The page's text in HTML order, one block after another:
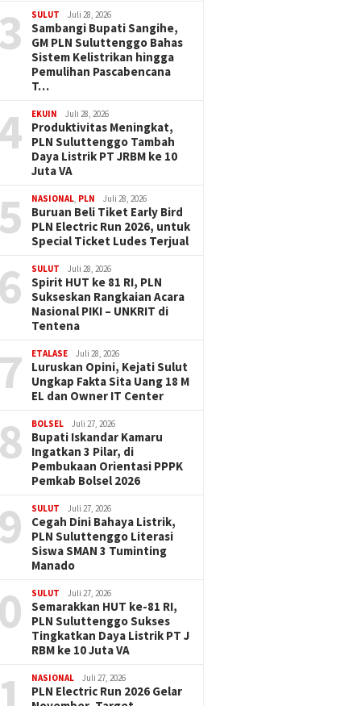
SULUT Juli 28, 2026
Sambangi Bupati Sangihe,
GM PLN Suluttenggo Bahas
Sistem Kelistrikan hingga
Pemulihan Pascabencana
T…
EKUIN Juli 28, 2026
Produktivitas Meningkat,
PLN Suluttenggo Tambah
Daya Listrik PT JRBM ke 10
Juta VA
NASIONAL PLN Juli 28, 2026
Buruan Beli Tiket Early Bird
PLN Electric Run 2026, untuk
Special Ticket Ludes Terjual
SULUT Juli 28, 2026
Spirit HUT ke 81 RI, PLN
Sukseskan Rangkaian Acara
Nasional PIKI – UNKRIT di
Tentena
ETALASE Juli 28, 2026
Luruskan Opini, Kejati Sulut
Ungkap Fakta Sita Uang 18 M
EL dan Owner IT Center
BOLSEL Juli 27, 2026
Bupati Iskandar Kamaru
Ingatkan 3 Pilar, di
Pembukaan Orientasi PPPK
Pemkab Bolsel 2026
SULUT Juli 27, 2026
Cegah Dini Bahaya Listrik,
PLN Suluttenggo Literasi
Siswa SMAN 3 Tuminting
Manado
SULUT Juli 27, 2026
Semarakkan HUT ke-81 RI,
PLN Suluttenggo Sukses
Tingkatkan Daya Listrik PT J
RBM ke 10 Juta VA
NASIONAL Juli 27, 2026
PLN Electric Run 2026 Gelar